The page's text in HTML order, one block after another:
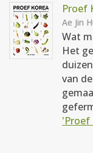
Proef
Ae Jin
Wat
Het
van
'Proef